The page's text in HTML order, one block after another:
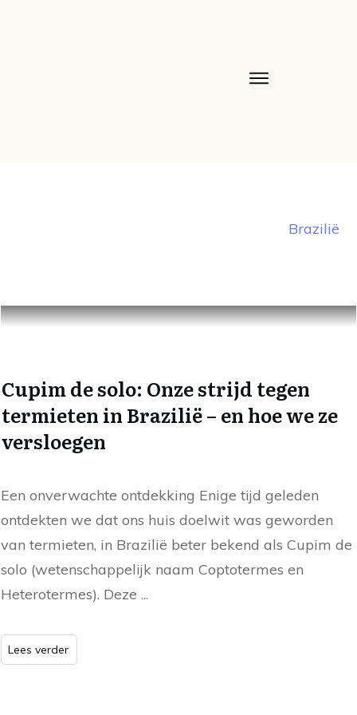
Brazilië
Cupim de solo: Onze strijd tegen
termieten in Brazilië – en hoe we ze
versloegen
Een onverwachte ontdekking Enige tijd geleden
ontdekten we dat ons huis doelwit was geworden
van termieten, in Brazilië beter bekend als Cupim de
solo (wetenschappelijk naam Coptotermes en
Heterotermes). Deze ...
Lees verder